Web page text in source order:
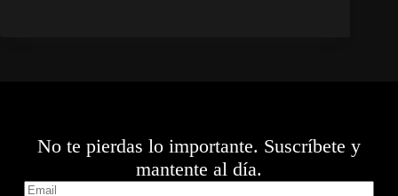
No te pierdas lo importante. Suscríbete y
mantente al día.